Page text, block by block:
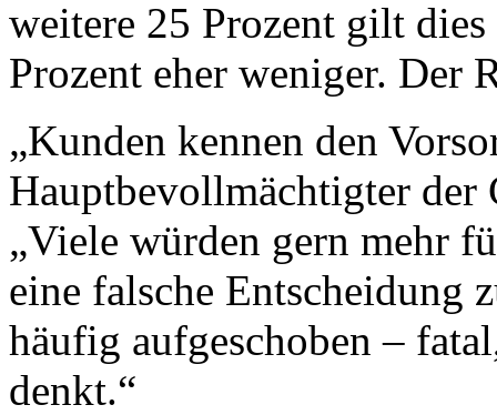
weitere 25 Prozent gilt
Prozent eher weniger. Der
„Kunden kennen den
Hauptbevollmächtigter der
„Viele würden gern mehr
eine falsche Entscheidung
häufig aufgeschoben –
denkt.“